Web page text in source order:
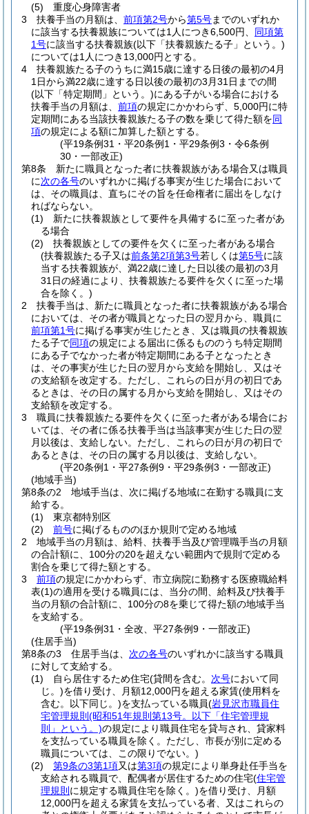
(5)
重度心身障害者
3
扶養手当の月額は、 前項第2号から第5号までのいずれか
に該当する扶養親族については1人につき6,500円、 同項第
1号に該当する扶養親族(以下「扶養親族たる子」という。)
については1人につき13,000円とする。
4
扶養親族たる子のうちに満15歳に達する日後の最初の4月
1日から満22歳に達する日以後の最初の3月31日までの間
(以下「特定期間」という。)にある子がいる場合における
扶養手当の月額は、 前項の規定にかかわらず、5,000円に特
定期間にある当該扶養親族たる子の数を乗じて得た額を同
項の規定による額に加算した額とする。
(平19条例31・平20条例1・平29条例3・令6条例
30・一部改正)
第8条
新たに職員となった者に扶養親族がある場合又は職員
に次の各号のいずれかに掲げる事実が生じた場合において
は、その職員は、直ちにその旨を任命権者に届出をしなけ
ればならない。
(1)
新たに扶養親族として要件を具備するに至った者があ
る場合
(2)
扶養親族としての要件を欠くに至った者がある場合
(扶養親族たる子又は前条第2項第3号若しくは第5号に該
当する扶養親族が、満22歳に達した日以後の最初の3月
31日の経過により、扶養親族たる要件を欠くに至った場
合を除く。)
2
扶養手当は、新たに職員となった者に扶養親族がある場合
においては、その者が職員となった日の翌月から、職員に
前項第1号に掲げる事実が生じたとき、又は職員の扶養親族
たる子で同項の規定による届出に係るもののうち特定期間
にある子でなかった者が特定期間にある子となったとき
は、その事実が生じた日の翌月から支給を開始し、又はそ
の支給額を改定する。 ただし、これらの日が月の初日であ
るときは、その日の属する月から支給を開始し、又はその
支給額を改定する。
3
職員に扶養親族たる要件を欠くに至った者がある場合にお
いては、その者に係る扶養手当は当該事実が生じた日の翌
月以後は、支給しない。 ただし、これらの日が月の初日で
あるときは、その日の属する月以後は、支給しない。
(平20条例1・平27条例9・平29条例3・一部改正)
(地域手当)
第8条の2
地域手当は、次に掲げる地域に在勤する職員に支
給する。
(1)
東京都特別区
(2)
前号に掲げるもののほか規則で定める地域
2
地域手当の月額は、給料、扶養手当及び管理職手当の月額
の合計額に、100分の20を超えない範囲内で規則で定める
割合を乗じて得た額とする。
3
前項の規定にかかわらず、市立病院に勤務する医療職給料
表(1)の適用を受ける職員には、当分の間、給料及び扶養手
当の月額の合計額に、100分の8を乗じて得た額の地域手当
を支給する。
(平19条例31・全改、平27条例9・一部改正)
(住居手当)
第8条の3
住居手当は、 次の各号のいずれかに該当する職員
に対して支給する。
(1)
自ら居住するため住宅(貸間を含む。 次号において同
じ。)を借り受け、月額12,000円を超える家賃(使用料を
含む。以下同じ。)を支払っている職員(岩見沢市職員住
宅管理規則 (昭和51年規則第13号。以下「住宅管理規
則」という。)の規定により職員住宅を貸与され、貸家料
を支払っている職員を除く。ただし、市長が別に定める
職員については、この限りでない。)
(2)
第9条の3第1項又は第3項の規定により単身赴任手当を
支給される職員で、配偶者が居住するための住宅(住宅管
理規則 に規定する職員住宅を除く。)を借り受け、月額
12,000円を超える家賃を支払っている者、又はこれらの